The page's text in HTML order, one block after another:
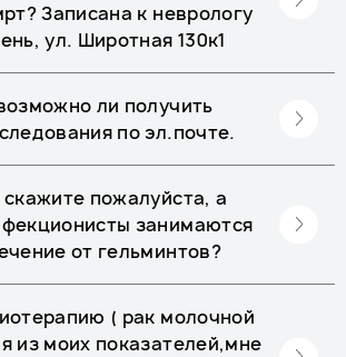
Записана к неврологу
ул. Широтная 130к1
ли получить
по эл.почте.
пожалуйста, а
занимаются
от гельминтов?
( рак молочной
из моих показателей,мне